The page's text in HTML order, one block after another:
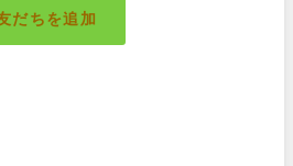
だちを追加